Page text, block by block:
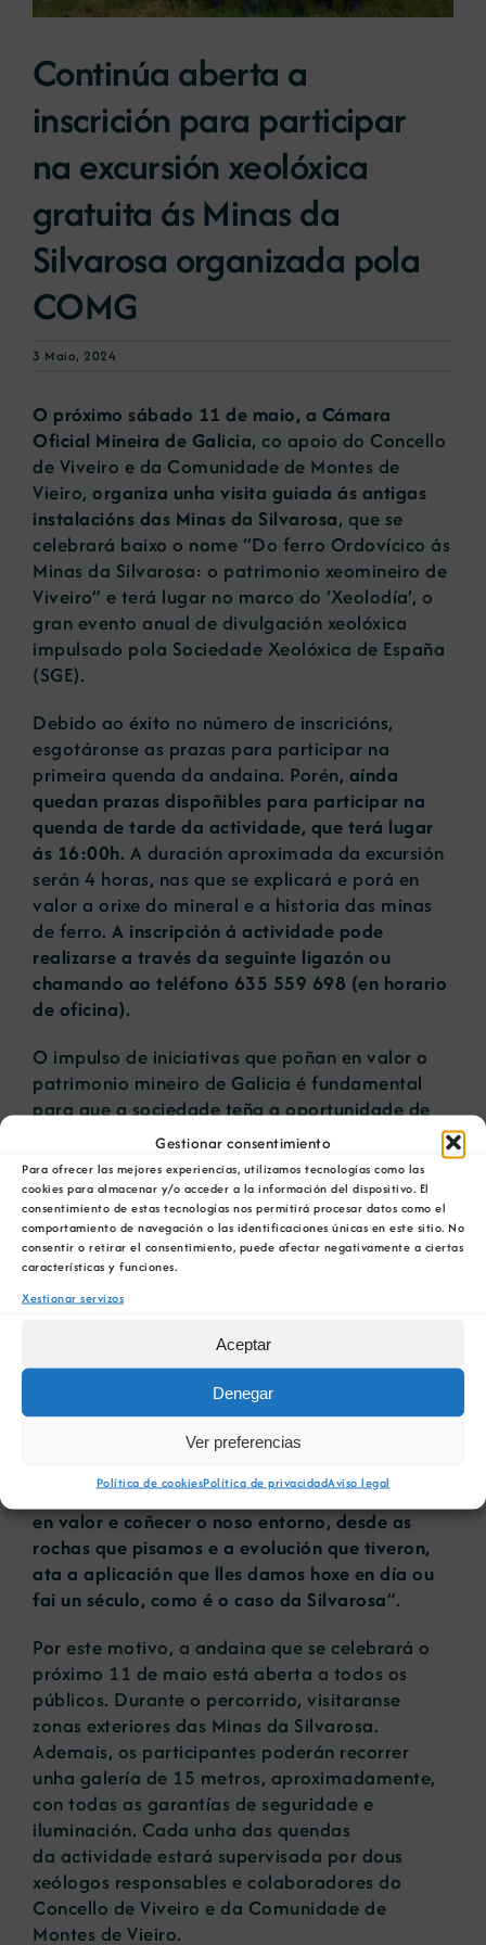
Gestionar consentimiento
Para ofrecer las mejores experiencias, utilizamos tecnologías como las
cookies para almacenar y/o acceder a la información del dispositivo. El
consentimiento de estas tecnologías nos permitirá procesar datos como el
comportamiento de navegación o las identificaciones únicas en este sitio. No
consentir o retirar el consentimiento, puede afectar negativamente a ciertas
características y funciones.
Xestionar servizos
Aceptar
Denegar
Ver preferencias
Política de cookiesPolítica de privacidadAviso legal
Novas
Portal de emprego
Contacto
Continúa aberta a
inscrición para participar
na excursión xeolóxica
gratuita ás Minas da
Silvarosa organizada pola
COMG
3 Maio, 2024
O próximo sábado 11 de maio, a Cámara
Oficial Mineira de Galicia, co apoio do Concello
de Viveiro e da Comunidade de Montes de
Vieiro, organiza unha visita guiada ás antigas
instalacións das Minas da Silvarosa, que se
celebrará baixo o nome “Do ferro Ordovícico ás
Minas da Silvarosa: o patrimonio xeomineiro de
Viveiro” e terá lugar no marco do ‘Xeolodía’, o
gran evento anual de divulgación xeolóxica
impulsado pola Sociedade Xeolóxica de España
(SGE).
Debido ao éxito no número de inscricións,
esgotáronse as prazas para participar na
primeira quenda da andaina. Porén, aínda
quedan prazas dispoñibles para participar na
quenda de tarde da actividade, que terá lugar
ás 16:00h. A duración aproximada da excursión
serán 4 horas, nas que se explicará e porá en
valor a orixe do mineral e a historia das minas
de ferro. A inscripción á actividade pode
realizarse a través da seguinte ligazón ou
chamando ao teléfono 635 559 698 (en horario
de oficina).
O impulso de iniciativas que poñan en valor o
patrimonio mineiro de Galicia é fundamental
para que a sociedade teña a oportunidade de
coñecelo. Como explicou Irene Pérez, técnico da
COMG e responsable da actividade, nunha
entrevista[parte 2 a partir do minuto 45:50 ] no
programa Voces de Lugo de Radio Voz, “as
Minas da Silvarosa foron as minas de ferro máis
importantes que houbo a principios do século
XX en Galicia, e incluso en España
olvidámonos del, e foi o oficio de moitas
persoas que traballaron na mina anos atrás e
deron riqueza a zona da Mariña Lucense”.
Neste sentido, Pérez destacou a gran
excursións de divulgación xeolóxica para “
en valor e coñecer o noso entorno, desde as
rochas que pisamos e a evolución que tiveron,
ata a aplicación que lles damos hoxe en día ou
fai un século, como é o caso da Silvarosa”.
Por este motivo, a andaina que se celebrará o
próximo 11 de maio está aberta a todos os
públicos. Durante o percorrido, visitaranse
zonas exteriores das Minas da Silvarosa.
Ademais, os participantes poderán recorrer
unha galería de 15 metros, aproximadamente,
con todas as garantías de seguridade e
iluminación. Cada unha das quendas
da actividade estará supervisada por dous
xeólogos responsables e colaboradores do
Concello de Viveiro e da Comunidade de
Montes de Vieiro.